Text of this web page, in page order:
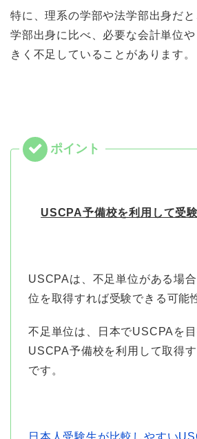
特に、理系の学部や法学部出身だ
学部出身に比べ、必要な会計単位
きく不足していることがあります。
USCPA予備校を利用して受
USCPAは、不足単位がある場
位を取得すれば受験できる可能
不足単位は、日本でUSCPAを目
USCPA予備校を利用して取得
です。
日本人受験生が比較しやすい